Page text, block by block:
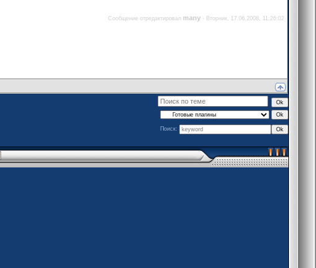
Сообщение отредактировал many - Вторник, 17.06.2008, 11:26:02
Поиск: